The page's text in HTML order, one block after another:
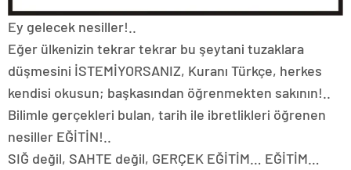
Ey gelecek nesiller!..
Eğer ülkenizin tekrar tekrar bu şeytani tuzaklara
düşmesini İSTEMİYORSANIZ, Kuranı Türkçe, herkes
kendisi okusun; başkasından öğrenmekten sakının!..
Bilimle gerçekleri bulan, tarih ile ibretlikleri öğrenen
nesiller EĞİTİN!..
SIĞ değil, SAHTE değil, GERÇEK EĞİTİM… EĞİTİM…